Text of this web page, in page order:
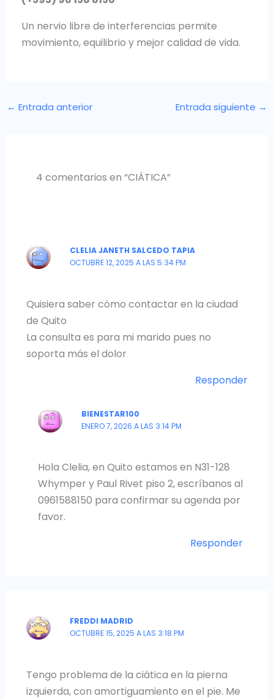
Un nervio libre de interferencias permite
movimiento, equilibrio y mejor calidad de vida.
← Entrada anterior Entrada siguiente →
4 comentarios en “CIÁTICA”
CLELIA JANETH SALCEDO TAPIA
OCTUBRE 12, 2025 A LAS 5:34 PM
Quisiera saber cómo contactar en la ciudad
de Quito
La consulta es para mi marido pues no
soporta más el dolor
Responder
BIENESTAR100
ENERO 7, 2026 A LAS 3:14 PM
Hola Clelia, en Quito estamos en N31-128
Whymper y Paul Rivet piso 2, escríbanos al
0961588150 para confirmar su agenda por
favor.
Responder
FREDDI MADRID
OCTUBRE 15, 2025 A LAS 3:18 PM
Tengo problema de la ciática en la pierna
izquierda, con amortiguamiento en el pie. Me